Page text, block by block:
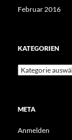
Februar 2016
KATEGORIEN
Kategorien
META
Anmelden